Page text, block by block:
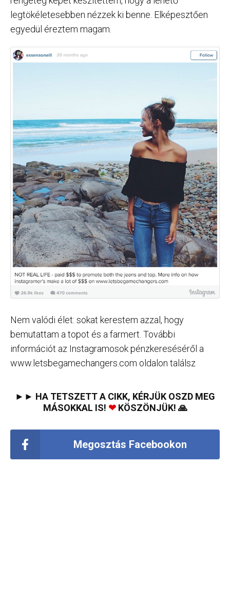
legtökéletesebben nézzek ki benne. Elképesztően
egyedül éreztem magam.
Nem valódi élet: sokat kerestem azzal, hogy
bemutattam a topot és a farmert. További
információt az Instagramosok pénzkereséséről a
www.letsbegamechangers.com oldalon találsz
►► HA TETSZETT A CIKK, KÉRJÜK OSZD MEG
MÁSOKKAL IS! ❤KÖSZÖNJÜK! 🙏
Megosztás Facebookon